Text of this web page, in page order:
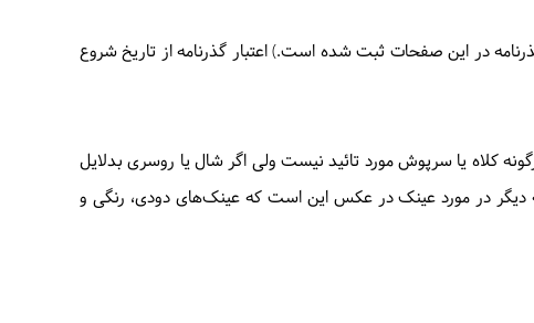
در این صفحات ثبت شده است.) اعتبار گذرنامه از تاریخ شروع
کلاه یا سرپوش مورد تائید نیست ولی اگر شال یا روسری بدلایل
دیگر در مورد عینک در عکس این است که عینک‌های دودی، رنگی و